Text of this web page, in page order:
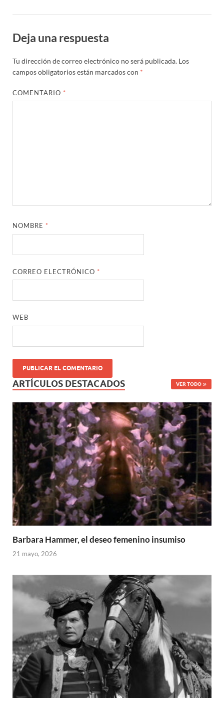
Deja una respuesta
Tu dirección de correo electrónico no será publicada. Los
campos obligatorios están marcados con *
COMENTARIO *
NOMBRE *
CORREO ELECTRÓNICO *
WEB
ARTÍCULOS DESTACADOS VER TODO
Barbara Hammer, el deseo femenino insumiso
21 mayo, 2026